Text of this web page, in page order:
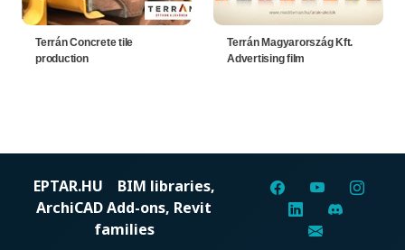
Terrán Concrete tile
production
Terrán Magyarország Kft.
Advertising film
EPTAR.HU BIM libraries,
ArchiCAD Add-ons, Revit
families